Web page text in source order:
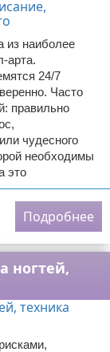
из наиболее
арта.
24/7
Часто
правильно
чудесного
необходимы
это
Подробнее
ногтей,